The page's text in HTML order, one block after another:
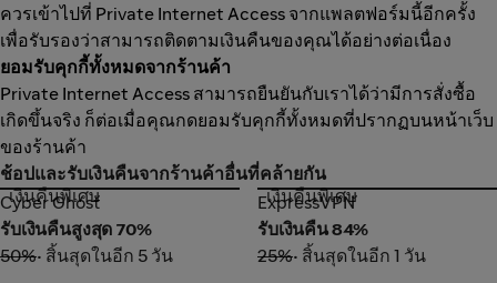
ควรเข้าไปที่ Private Internet Access จากแพลตฟอร์มนี้อีกครั้ง
เพื่อรับรองว่าสามารถติดตามเงินคืนของคุณได้อย่างต่อเนื่อง
ยอมรับคุกกี้ทั้งหมดจากร้านค้า
Private Internet Access สามารถยืนยันกับเราได้ว่ามีการสั่งซื้อ
เกิดขึ้นจริง ก็ต่อเมื่อคุณกดยอมรับคุกกี้ทั้งหมดที่ปรากฏบนหน้าเว็บ
ของร้านค้า
ช้อปและรับเงินคืนจากร้านค้าอื่นที่คล้ายกัน
Cyber Ghost
เงินคืนพิเศษ
Cyber Ghost
รับเงินคืนสูงสุด 70%
50%• สิ้นสุดในอีก 5 วัน
ExpressVPN
เงินคืนพิเศษ
ExpressVPN
รับเงินคืน 84%
25%• สิ้นสุดในอีก 1 วัน